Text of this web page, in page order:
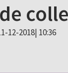
12-2018| 10:36